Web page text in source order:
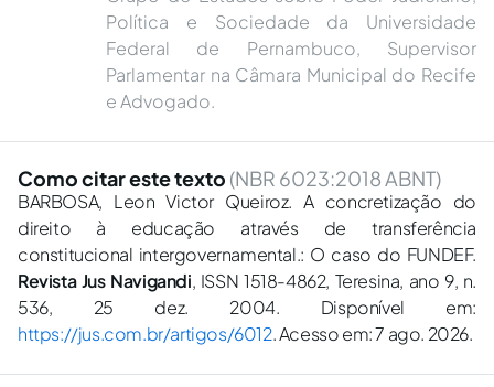
Política e Sociedade da Universidade
Federal de Pernambuco, Supervisor
Parlamentar na Câmara Municipal do Recife
e Advogado.
Como citar este texto (NBR 6023:2018 ABNT)
BARBOSA, Leon Victor Queiroz. A concretização do
direito à educação através de transferência
constitucional intergovernamental.: O caso do FUNDEF.
Revista Jus Navigandi, ISSN 1518-4862, Teresina, ano 9, n.
536, 25 dez. 2004. Disponível em:
https://jus.com.br/artigos/6012. Acesso em: 7 ago. 2026.